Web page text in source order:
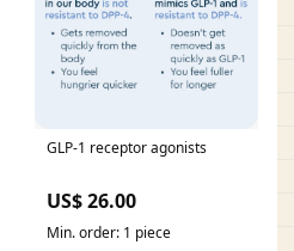
GLP-1 receptor agonists
US$ 26.00
Min. order: 1 piece